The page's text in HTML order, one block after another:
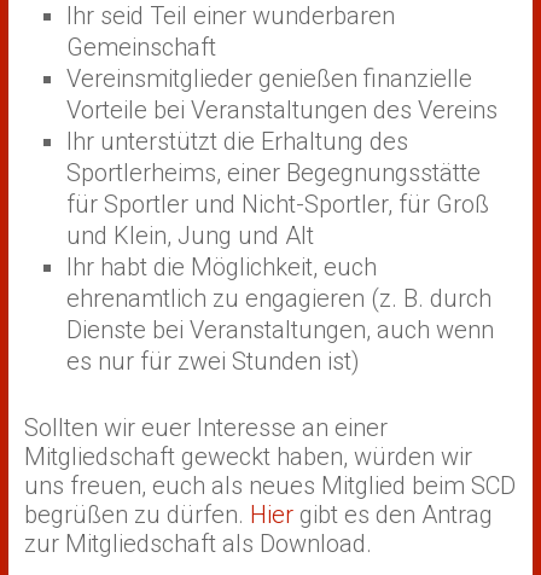
Ihr seid Teil einer wunderbaren
Gemeinschaft
Vereinsmitglieder genießen finanzielle
Vorteile bei Veranstaltungen des Vereins
Ihr unterstützt die Erhaltung des
Sportlerheims, einer Begegnungsstätte
für Sportler und Nicht-Sportler, für Groß
und Klein, Jung und Alt
Ihr habt die Möglichkeit, euch
ehrenamtlich zu engagieren (z. B. durch
Dienste bei Veranstaltungen, auch wenn
es nur für zwei Stunden ist)
Sollten wir euer Interesse an einer
Mitgliedschaft geweckt haben, würden wir
uns freuen, euch als neues Mitglied beim SCD
begrüßen zu dürfen. Hiergibt es den Antrag
zur Mitgliedschaft als Download.